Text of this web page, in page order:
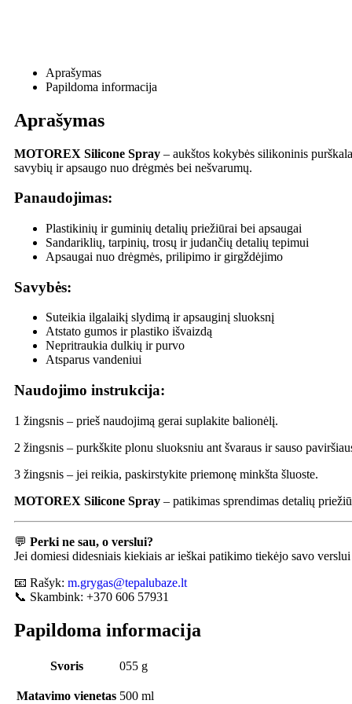
Aprašymas
Papildoma informacija
Aprašymas
MOTOREX Silicone Spray – aukštos kokybės silikoninis
savybių ir apsaugo nuo drėgmės bei nešvarumų.
Panaudojimas:
Plastikinių ir guminių detalių priežiūrai bei apsaugai
Sandariklių, tarpinių, trosų ir judančių detalių tepimui
Apsaugai nuo drėgmės, prilipimo ir girgždėjimo
Savybės:
Suteikia ilgalaikį slydimą ir apsauginį sluoksnį
Atstato gumos ir plastiko išvaizdą
Nepritraukia dulkių ir purvo
Atsparus vandeniui
Naudojimo instrukcija:
1 žingsnis – prieš naudojimą gerai suplakite balionėlį.
2 žingsnis – purkškite plonu sluoksniu ant švaraus ir sauso
3 žingsnis – jei reikia, paskirstykite priemonę minkšta šluoste.
MOTOREX Silicone Spray – patikimas sprendimas detalių
💬 Perki ne sau, o verslui?
Jei domiesi didesniais kiekiais ar ieškai patikimo tiekėjo savo
📧 Rašyk: m.grygas@tepalubaze.lt
📞 Skambink: +370 606 57931
Papildoma informacija
Svoris 055 g
Matavimo vienetas 500 ml